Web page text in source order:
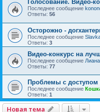
Голосование. Видео-
Последнее сообщение
Ответы: 56
Осторожно -
Последнее сообщение
Ответы: 3
Видео-конкурс на
Последнее сообщение Лиана
Ответы: 77
Проблемы с
Последнее сообщение
Ответы: 1
Новая тема